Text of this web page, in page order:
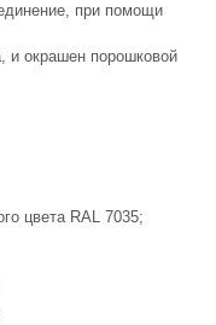
при помощи
и окрашен порошковой
цвета RAL 7035;